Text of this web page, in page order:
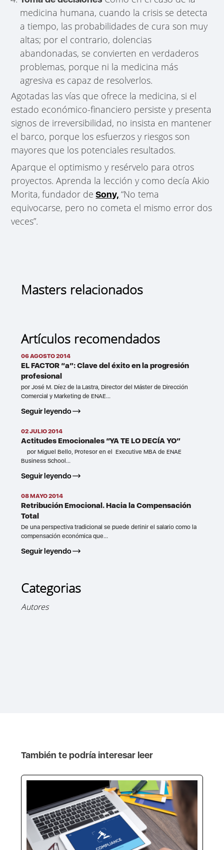
medicina humana, cuando la crisis se detecta
a tiempo, las probabilidades de cura son muy
altas; por el contrario, dolencias
abandonadas, se convierten en verdaderos
problemas, porque ni la medicina más
agresiva es capaz de resolverlos.
Agotadas las vías que ofrece la medicina, si el
estado económico-financiero persiste y presenta
signos de irreversibilidad, no insista en mantener
el barco, porque los esfuerzos y riesgos son
mayores que los potenciales resultados.
Aparque el optimismo y resérvelo para otros
proyectos. Aprenda la lección y como decía Akio
Morita, fundador de Sony, “No tema
equivocarse, pero no cometa el mismo error dos
veces”.
Masters relacionados
Artículos recomendados
06 AGOSTO 2014
EL FACTOR “a”: Clave del éxito en la progresión
profesional
por José M. Díez de la Lastra, Director del Máster de Dirección
Comercial y Marketing de ENAE...
Seguir leyendo
02 JULIO 2014
Actitudes Emocionales “YA TE LO DECÍA YO”
por Miguel Bello, Profesor en el Executive MBA de ENAE
Business School...
Seguir leyendo
08 MAYO 2014
Retribución Emocional. Hacia la Compensación
Total
De una perspectiva tradicional se puede definir el salario como la
compensación económica que...
Seguir leyendo
Categorias
Autores
También te podría interesar leer